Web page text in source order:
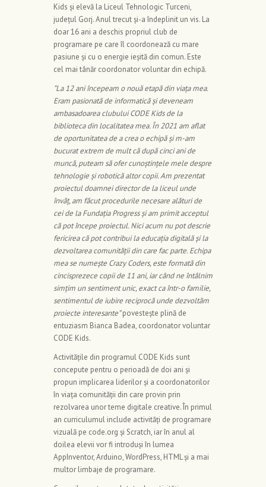
Kids și elevă la Liceul Tehnologic Turceni,
județul Gorj. Anul trecut și-a îndeplinit un vis. La
doar 16 ani a deschis propriul club de
programare pe care îl coordonează cu mare
pasiune și cu o energie ieșită din comun. Este
cel mai tânăr coordonator voluntar din echipă.
”La 12 ani începeam o nouă etapă din viața mea.
Eram pasionată de informatică și deveneam
ambasadoarea clubului CODE Kids de la
biblioteca din localitatea mea. În 2021 am aflat
de oportunitatea de a crea o echipă și m-am
bucurat extrem de mult că după cinci ani de
muncă, puteam să ofer cunoștințele mele despre
tehnologie și robotică altor copii. Am prezentat
proiectul doamnei director de la liceul unde
învăț, am făcut procedurile necesare alături de
cei de la Fundația Progress și am primit acceptul
că pot începe proiectul. Nici acum nu pot descrie
fericirea că pot contribui la educația digitală și la
dezvoltarea comunității din care fac parte. Echipa
mea se numește Crazy Coders, este formată din
cincisprezece copii de 11 ani, iar când ne întâlnim
simțim un sentiment unic, exact ca într-o familie,
sentimentul de iubire reciprocă unde dezvoltăm
proiecte interesante”povestește plină de
entuziasm Bianca Badea, coordonator voluntar
CODE Kids.
Activitățile din programul CODE Kids sunt
concepute pentru o perioadă de doi ani și
propun implicarea liderilor și a coordonatorilor
în viața comunității din care provin prin
rezolvarea unor teme digitale creative. În primul
an curriculumul include activități de programare
vizuală pe code.org și Scratch, iar în anul al
doilea elevii vor fi introduși în lumea
AppInventor, Arduino, WordPress, HTML și a mai
multor limbaje de programare.